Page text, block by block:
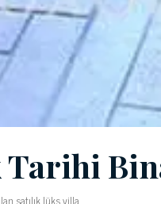
Tarihi
satılık lüks villa